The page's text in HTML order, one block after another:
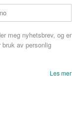
meg nyhetsbrev, og er
av personlig
Les mer